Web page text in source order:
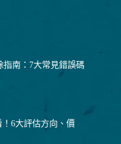
指南：7大常見錯誤碼
6大評估方向、價